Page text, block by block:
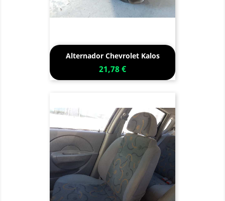
Alternador Chevrolet Kalos
21,78 €